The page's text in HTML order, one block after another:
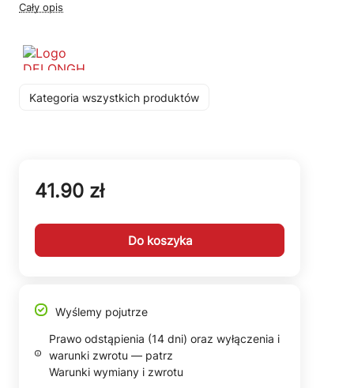
Cały opis
Kategoria wszystkich produktów
41.90 zł
Do koszyka
Wyślemy pojutrze
Prawo odstąpienia (14 dni) oraz wyłączenia i
warunki zwrotu — patrz
Warunki wymiany i zwrotu